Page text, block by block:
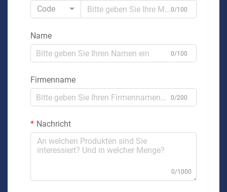
Code
0/100
Name
0/100
Firmenname
0/200
Nachricht
0/1000